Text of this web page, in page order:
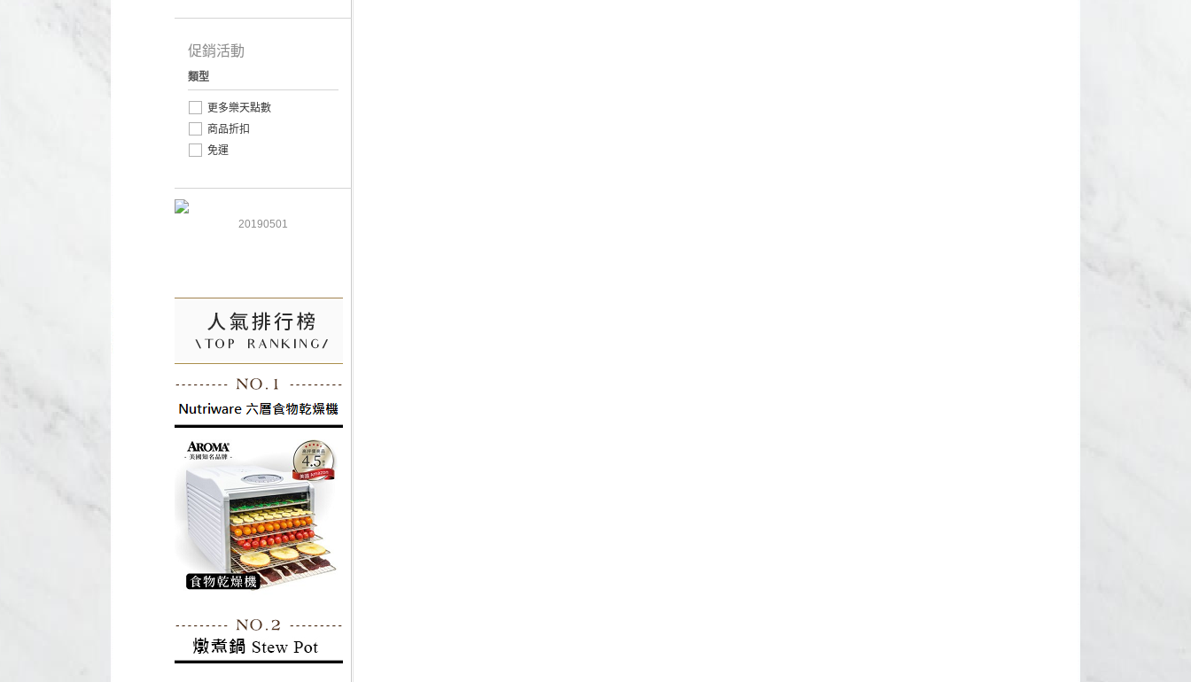
促銷活動
類型
更多樂天點數
商品折扣
免運
20190501